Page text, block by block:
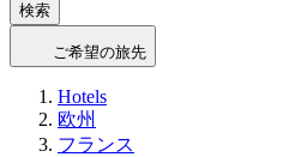
検索
ご希望の旅先
Hotels
欧州
フランス